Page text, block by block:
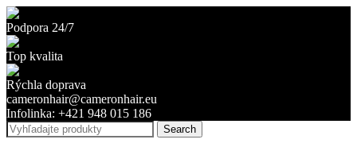
Podpora 24/7
Top kvalita
Rýchla doprava
cameronhair@cameronhair.eu
Infolinka: +421 948 015 186
Search